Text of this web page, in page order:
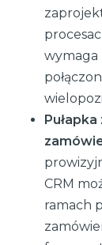
wymaga
CRM
ramach